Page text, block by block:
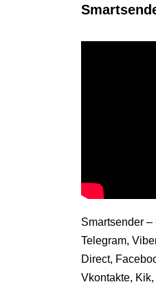
Smartsender –
Telegram,
Direct,
Vkontakte,